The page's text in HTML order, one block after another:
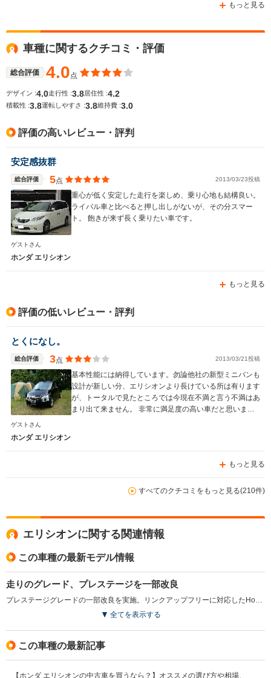
もっと見る
車種に関するクチコミ・評価
総合評価 4.0点
デザイン :4.0走行性 :3.8居住性 :4.2
積載性 :3.8運転しやすさ :3.8維持費 :3.0
評価の高いレビュー・評判
安定感抜群
総合評価 5点 2013/03/23投稿
重心が低く安定した走行を楽しめ、乗り心地も結構良い。
ライバル車と比べると押し出しがないが、その分スマー
ト。 飽きが来ず長く乗りたい車です。
ゲストさん
ホンダ エリシオン
もっと見る
評価の低いレビュー・評判
とくになし。
総合評価 3点 2013/03/21投稿
基本性能には納得しています。勿論他社の新型ミニバンも
設計が新しい分、エリシオンより長けている所は有ります
が、トータルで見たところでは今現在不満と言う不満はあ
まり出て来ません。 非常に満足度の高い車だと思いま
ゲストさん
ホンダ エリシオン
もっと見る
すべてのクチコミをもっと見る(210件)
エリシオンに関する関連情報
この車種の最新モデル情報
走りのグレード、プレステージを一部改良
プレステージグレードの一部改良を実施。リンクアップフリーに対応したHondaインターナビが標準装備された。モニターは、フルセグチューナーによるTV視聴も可能。また全席3点式ELRシートベルトとヘッドレストを採用。さらにボディカラーがすべて新色となった（2012.6）
全てを表示する
この車種の最新記事
【ホンダ エリシオンの中古車を買うなら？】オススメの選び方や相場、